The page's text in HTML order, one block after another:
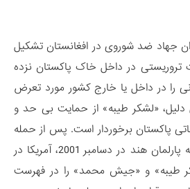
جهاد ضد شوروی در افغانستان تشکیل
در داخل خاک پاکستان نزده
را در داخل یا خارج کشور مورد تعرض
دلیل، «لشکر طیبه» از حمایت بی حد و
پاکستان برخوردار است. پس از حمله
انتحاری «جیش محمد» به پارلمان هند در دسامبر 2001، آمریکا در
«لشکر طیبه» و «جیش محمد» را در فهرست